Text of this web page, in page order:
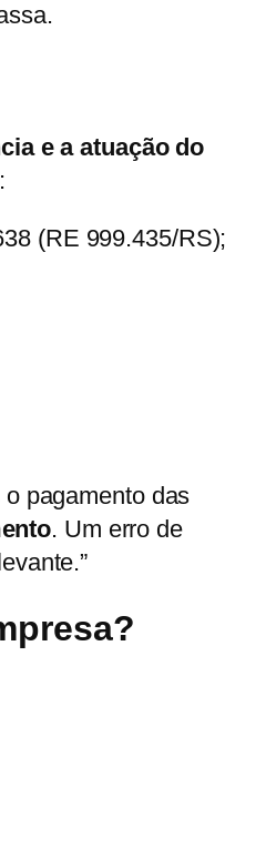
e a atuação do
(RE 999.435/RS);
pagamento das
. Um erro de